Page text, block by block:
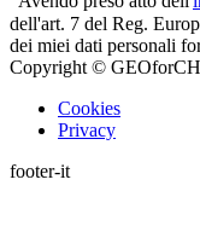
dell'art. 7 del Reg.
dei miei dati personali
Copyright ©
Cookies
Privacy
footer-it